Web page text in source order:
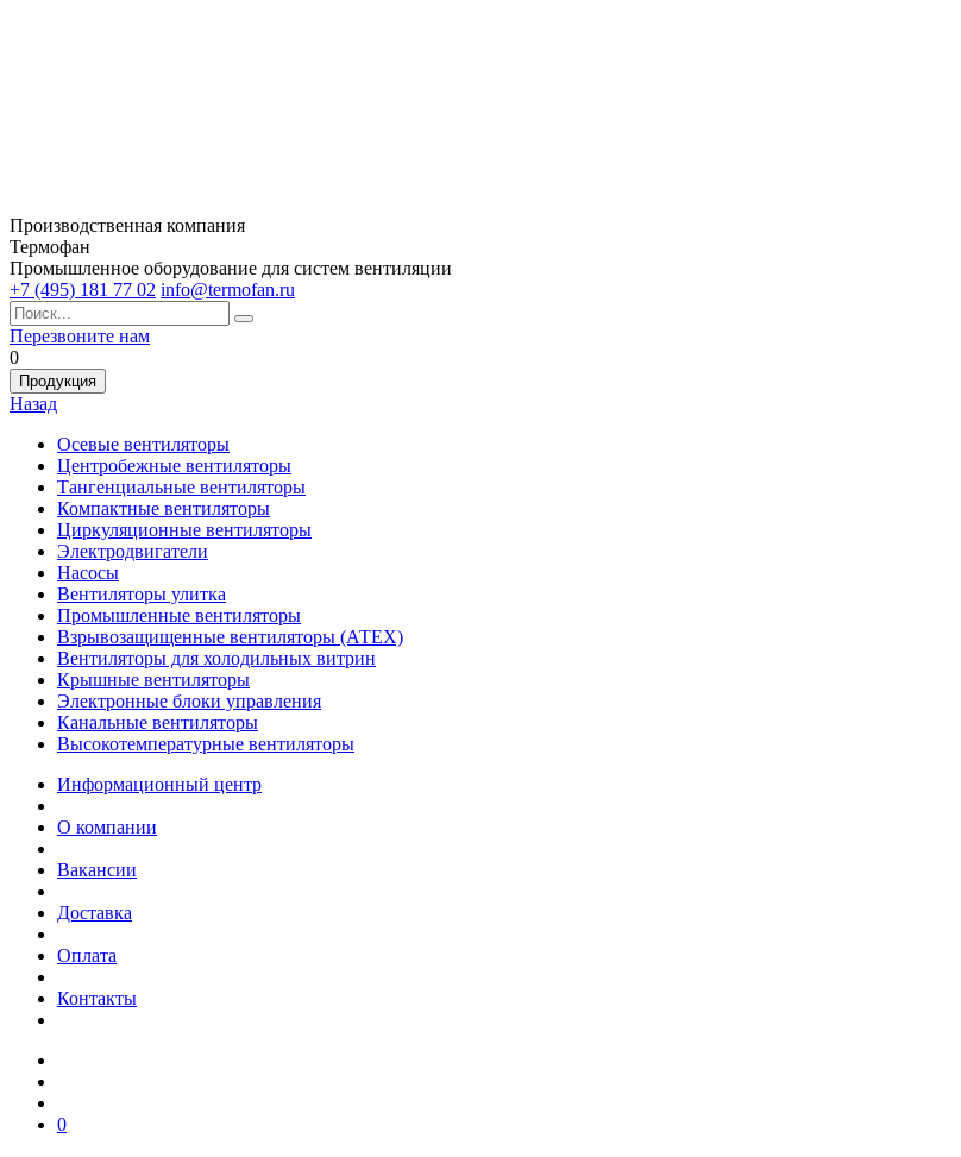
Производственная компания
Термофан
Промышленное оборудование для систем вентиляции
+7 (495) 181 77 02 info@termofan.ru
Перезвоните нам
0
Продукция
Назад
Осевые вентиляторы
Центробежные вентиляторы
Тангенциальные вентиляторы
Компактные вентиляторы
Циркуляционные вентиляторы
Электродвигатели
Насосы
Вентиляторы улитка
Промышленные вентиляторы
Взрывозащищенные вентиляторы (АТЕХ)
Вентиляторы для холодильных витрин
Крышные вентиляторы
Электронные блоки управления
Канальные вентиляторы
Высокотемпературные вентиляторы
Информационный центр
О компании
Вакансии
Доставка
Оплата
Контакты
0